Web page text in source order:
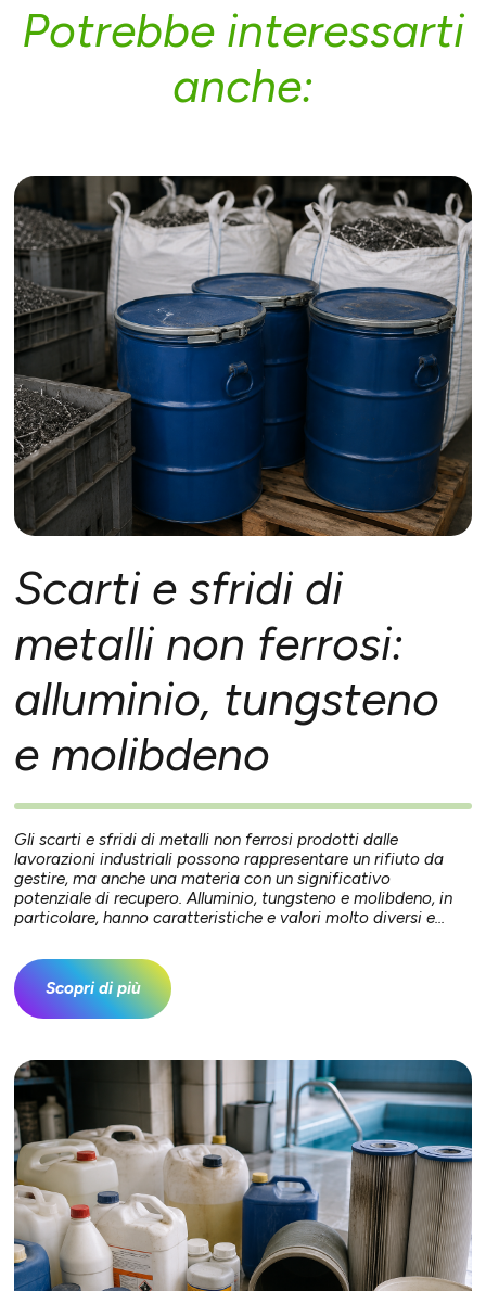
Potrebbe interessarti
anche:
Scarti e sfridi di
metalli non ferrosi:
alluminio, tungsteno
e molibdeno
Gli scarti e sfridi di metalli non ferrosi prodotti dalle
lavorazioni industriali possono rappresentare un rifiuto da
gestire, ma anche una materia con un significativo
potenziale di recupero. Alluminio, tungsteno e molibdeno, in
particolare, hanno caratteristiche e valori molto diversi e...
Scopri di più